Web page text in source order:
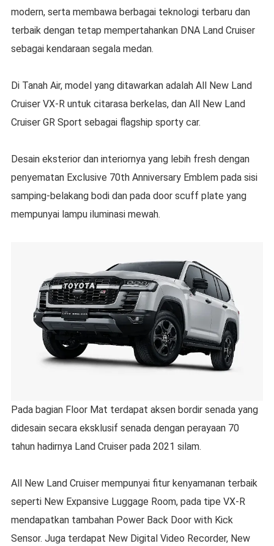
modern, serta membawa berbagai teknologi terbaru dan
terbaik dengan tetap mempertahankan DNA Land Cruiser
sebagai kendaraan segala medan.
Di Tanah Air, model yang ditawarkan adalah All New Land
Cruiser VX-R untuk citarasa berkelas, dan All New Land
Cruiser GR Sport sebagai flagship sporty car.
Desain eksterior dan interiornya yang lebih fresh dengan
penyematan Exclusive 70th Anniversary Emblem pada sisi
samping-belakang bodi dan pada door scuff plate yang
mempunyai lampu iluminasi mewah.
Pada bagian Floor Mat terdapat aksen bordir senada yang
didesain secara eksklusif senada dengan perayaan 70
tahun hadirnya Land Cruiser pada 2021 silam.
All New Land Cruiser mempunyai fitur kenyamanan terbaik
seperti New Expansive Luggage Room, pada tipe VX-R
mendapatkan tambahan Power Back Door with Kick
Sensor. Juga terdapat New Digital Video Recorder, New